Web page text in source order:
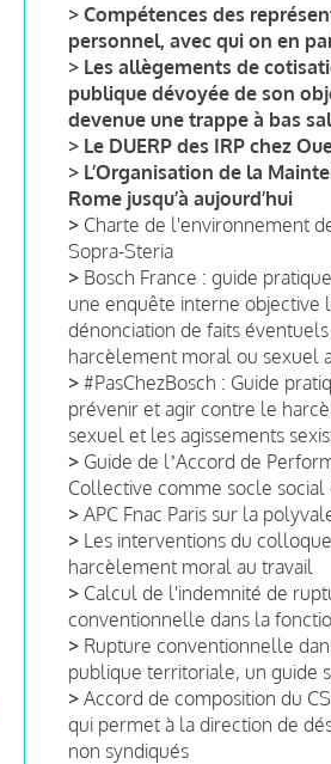
> Compétences des
personnel, avec qui on en
> Les allègements de
publique dévoyée de son
devenue une trappe à bas
> Le DUERP des IRP chez
> L’Organisation de la
Rome jusqu’à aujourd’hui
> Charte de l'environnement
Sopra-Steria
> Bosch France : guide
une enquête interne objective
dénonciation de faits
harcèlement moral ou sexuel
> #PasChezBosch : Guide
prévenir et agir contre le
sexuel et les agissements
> Guide de lʼAccord de
Collective comme socle
> APC Fnac Paris sur la
> Les interventions du
harcèlement moral au travail
> Calcul de l'indemnité de
conventionnelle dans la
> Rupture conventionnelle
publique territoriale, un guide
> Accord de composition du
qui permet à la direction de
non syndiqués